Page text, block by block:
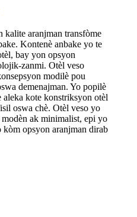
kalite aranjman transfòme
Kontenè anbake yo te
bay yon opsyon
zanmi. Otèl veso
modilè pou
demenajman. Yo popilè
aleka kote konstriksyon otèl
oswa chè. Otèl veso yo
ak minimalist, epi yo
kòm opsyon aranjman dirab